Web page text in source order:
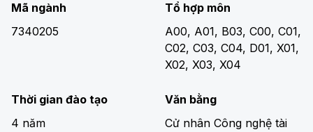
Mã ngành
7340205
Tổ hợp môn
A00, A01, B03, C00, C01,
C02, C03, C04, D01, X01,
X02, X03, X04
Thời gian đào tạo
4 năm
Văn bằng
Cử nhân Công nghệ tài